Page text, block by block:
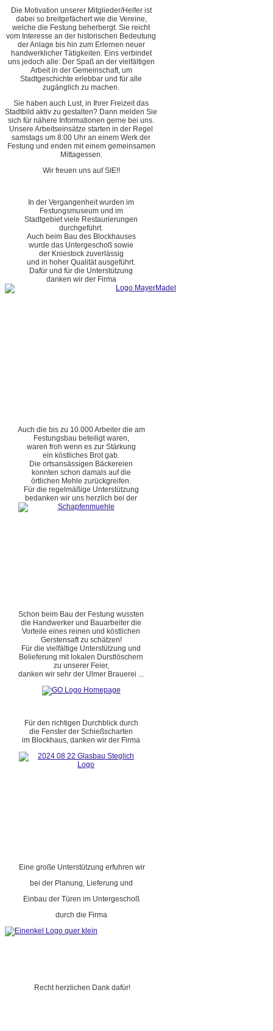
Die Motivation unserer Mitglieder/Helfer ist
dabei so breitgefächert wie die Vereine,
welche die Festung beherbergt. Sie reicht
vom Interesse an der historischen Bedeutung
der Anlage bis hin zum Erlernen neuer
handwerklicher Tätigkeiten. Eins verbindet
uns jedoch alle: Der Spaß an der vielfältigen
Arbeit in der Gemeinschaft, um
Stadtgeschichte erlebbar und für alle
zugänglich zu machen.
Sie haben auch Lust, in Ihrer Freizeit das
Stadtbild aktiv zu gestalten? Dann melden Sie
sich für nähere Informationen gerne bei uns.
Unsere Arbeitseinsätze starten in der Regel
samstags um 8:00 Uhr an einem Werk der
Festung und enden mit einem gemeinsamen
Mittagessen.
Wir freuen uns auf SIE!!
In der Vergangenheit wurden im
Festungsmuseum und im
Stadtgebiet viele Restaurierungen
durchgeführt.
Auch beim Bau des Blockhauses
wurde das Untergeschoß sowie
der Kniestock zuverlässig
und in hoher Qualität ausgeführt.
Dafür und für die Unterstützung
danken wir der Firma
Auch die bis zu 10.000 Arbeiter die am
Festungsbau beteiligt waren,
waren froh wenn es zur Stärkung
ein köstliches Brot gab.
Die ortsansässigen Bäckereien
konnten schon damals auf die
örtlichen Mehle zurückgreifen.
Für die regelmäßige Unterstützung
bedanken wir uns herzlich bei der
Schon beim Bau der Festung wussten
die Handwerker und Bauarbeiter die
Vorteile eines reinen und köstlichen
Gerstensaft zu schätzen!
Für die vielfältige Unterstützung und
Belieferung mit lokalen Durstlöschern
zu unserer Feier,
danken wir sehr der Ulmer Brauerei ...
Für den richtigen Durchblick durch
die Fenster der Schießscharten
im Blockhaus, danken wir der Firma
Eine große Unterstützung erfuhren wir
bei der Planung, Lieferung und
Einbau der Türen im Untergeschoß
durch die Firma
Recht herzlichen Dank dafür!